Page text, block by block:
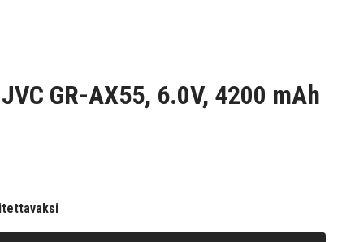
GR-AX55, 6.0V, 4200 mAh